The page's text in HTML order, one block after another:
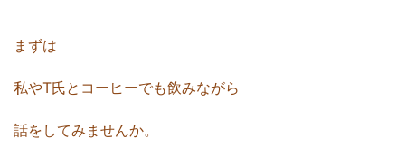
まずは
私やT氏とコーヒーでも飲みながら
話をしてみませんか。